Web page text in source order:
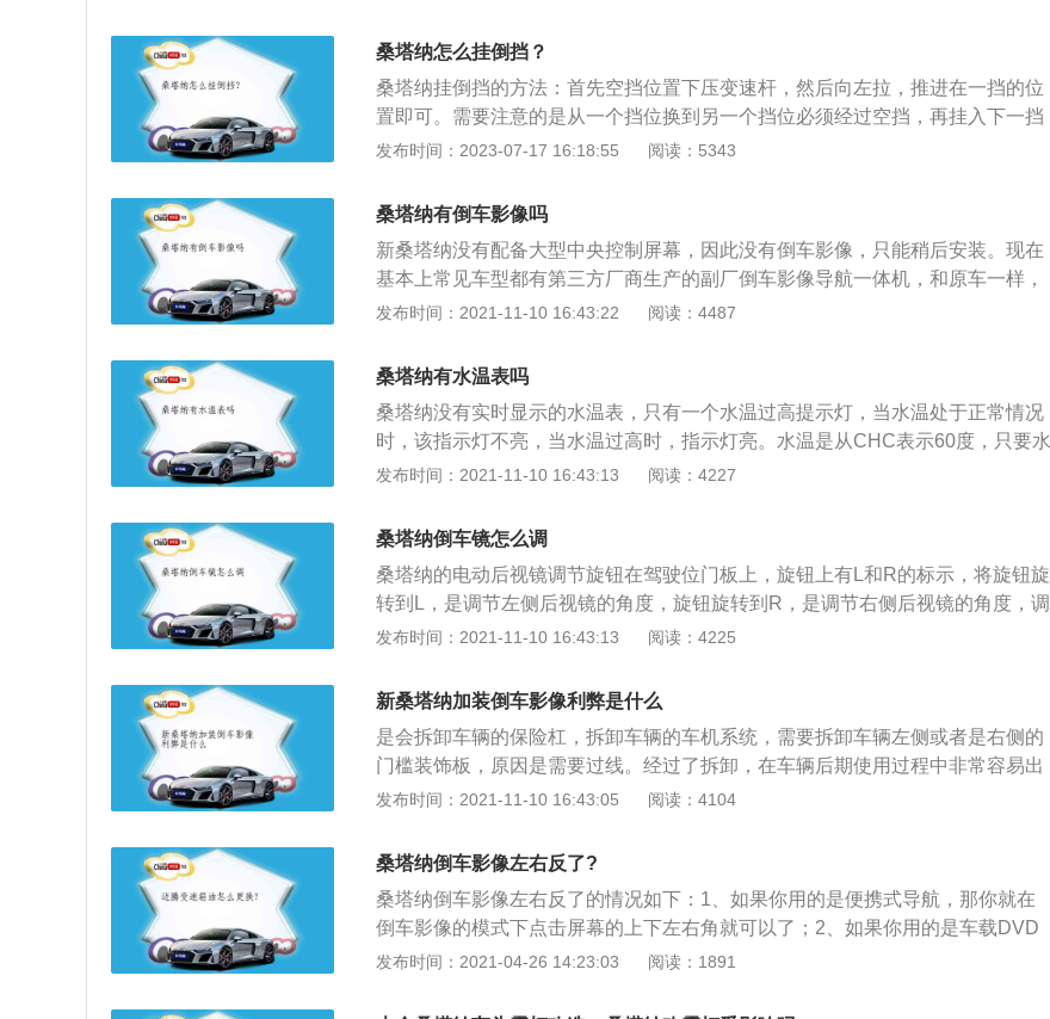
就是听见刺耳的磨齿轮声音时间长，齿轮的齿冠就会被磨圆，齿轮间咬合就不彻
底。3、倒车时速度要慢，尽量不要踩油门。在倒车时，特别是新手，一定要放
慢速度，不要猛踩油门，像自动挡车辆，很容易造成意外事故。
桑塔纳怎么挂倒挡？
桑塔纳挂倒挡的方法：首先空挡位置下压变速杆，然后向左拉，推进在一挡的位
置即可。需要注意的是从一个挡位换到另一个挡位必须经过空挡，再挂入下一挡
位。桑塔纳是大众旗下的一款汽车品牌。桑塔纳主要车型有：桑塔纳87、桑塔纳
载了排量为1.4L和1.6L，代号为EA211的发动机，其中1.4L发动机最大功率为66k
w，1.6L发动机最大功率81kw，匹配5速手动和6速Tiptronic自动变速箱。
发布时间：2023-07-17 16:18:55 阅读：5343
桑塔纳有倒车影像吗
新桑塔纳没有配备大型中央控制屏幕，因此没有倒车影像，只能稍后安装。现在
基本上常见车型都有第三方厂商生产的副厂倒车影像导航一体机，和原车一样，
价格在800-2000左右。新车搭载全新1.5L自然吸气发动机，搭配五档手动变速器
进一步升级优化。新车外观和老款基本一致。内饰方面，新车采用银色装饰板，
黑色内饰风格。最大的变化是新车配备了全新的1.5L自然吸气发动机，最大功率8
1Kw，峰值扭矩150Nm。
发布时间：2021-11-10 16:43:22 阅读：4487
桑塔纳有水温表吗
桑塔纳没有实时显示的水温表，只有一个水温过高提示灯，当水温处于正常情况
时，该指示灯不亮，当水温过高时，指示灯亮。水温是从CHC表示60度，只要水
温表指针一到C说明水温已经达到60度。H红格表示的温度是110度，从60-110度
速会自动提高，从而散发更多的热量。不过一般的轿车不会出现这个事情，因为
还有一个温控的风扇。长期水温高会使发动机的润滑油的润滑降低，导致发动机
内部零件的磨损。发动机水温过高时处理办法：1、如果发动机处于低速运行的
状态时，应立即靠边停车，发动机熄火，并将发动机仓盖打开以利于其散热，给
服务站打电话等待救援。2、如果发动机是高速运转的，应该立即将车靠边停
于亏水、电子扇故障或者散热器过脏导致的升温，此时大循环是打开的，可将水
淋在散热器上，给散热器降温。
发布时间：2021-11-10 16:43:13 阅读：4227
桑塔纳倒车镜怎么调
桑塔纳的电动后视镜调节旋钮在驾驶位门板上，旋钮上有L和R的标示，将旋钮旋
转到L，是调节左侧后视镜的角度，旋钮旋转到R，是调节右侧后视镜的角度，调
节到合适位置时，将按钮旋转至中间，关闭调节即可。具体的操作方法：1、调
天、地各占一半。接着是左右角度，把车身占据镜面范围调整到1/4左右。注意调
整后视镜时，驾驶员坐姿要以驾驶时为准，不能说靠近后视镜来观察调整。2、
调整右侧后视镜，由于右侧后视镜离驾驶员较远，所以要减少天空占据的空间。
所以和左侧后视镜相比，右侧后视镜天、地占比要有差异，天空占据1/4，地面占
据3/4。左右角度和左侧后视镜类似。3、调整中央内后视镜，它的调节就简单许
视镜的误区都是把自己都要照进去。左右反光镜都是根据远处地面线，天空和地
面各占一半，这时把头贴近要调节的一侧车窗，将反光镜向外扩展，知道在镜中
看不到自己的车身，停止调整。
发布时间：2021-11-10 16:43:13 阅读：4225
新桑塔纳加装倒车影像利弊是什么
是会拆卸车辆的保险杠，拆卸车辆的车机系统，需要拆卸车辆左侧或者是右侧的
门槛装饰板，原因是需要过线。经过了拆卸，在车辆后期使用过程中非常容易出
现异响，这就是安装倒车影像的弊端，可以在购买车辆的时候，选择原车匹配有
以让机动车辆驾驶人在倒车的时候，通过车辆上的显示屏，对车后的状况更加直
观的了解，对于大车来说是比较实用的配置，当车辆在挂倒挡的时候，车辆的倒
车影像就会自动启动。
发布时间：2021-11-10 16:43:05 阅读：4104
桑塔纳倒车影像左右反了?
桑塔纳倒车影像左右反了的情况如下：1、如果你用的是便携式导航，那你就在
倒车影像的模式下点击屏幕的上下左右角就可以了；2、如果你用的是车载DVD
导航，导航设置里面倒车摄像头设置一下，把摄像头镜像关了；3、可能把前视
反，那只有更换了。
发布时间：2021-04-26 14:23:03 阅读：1891